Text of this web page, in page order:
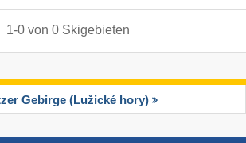
1-0von 0 Skigebieten
Gebirge (Lužické hory)